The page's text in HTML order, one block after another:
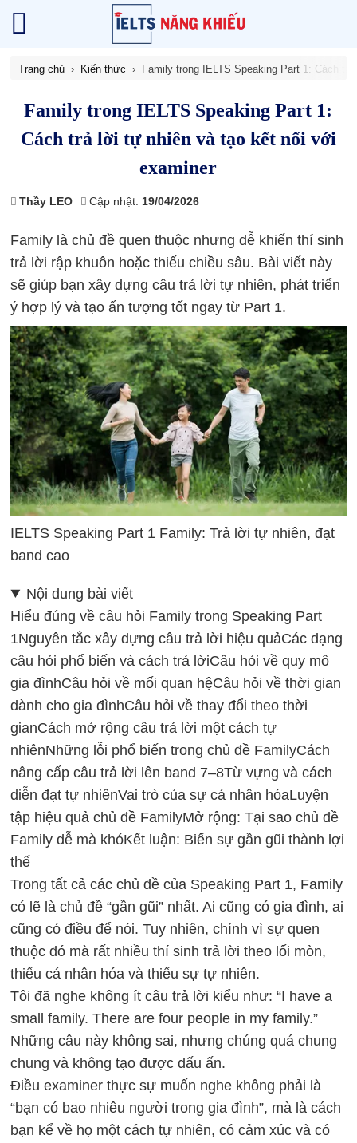
Trang chủ Kiến thức Family trong IELTS Speaking Part 1: Cách
Family trong IELTS Speaking Part 1:
Cách trả lời tự nhiên và tạo kết nối với
examiner
Thầy LEO Cập nhật: 19/04/2026
Family là chủ đề quen thuộc nhưng dễ khiến thí sinh
trả lời rập khuôn hoặc thiếu chiều sâu. Bài viết này
sẽ giúp bạn xây dựng câu trả lời tự nhiên, phát triển
ý hợp lý và tạo ấn tượng tốt ngay từ Part 1.
IELTS Speaking Part 1 Family: Trả lời tự nhiên, đạt
band cao
Nội dung bài viết
Hiểu đúng về câu hỏi Family trong Speaking Part
1Nguyên tắc xây dựng câu trả lời hiệu quảCác dạng
câu hỏi phổ biến và cách trả lờiCâu hỏi về quy mô
gia đìnhCâu hỏi về mối quan hệCâu hỏi về thời gian
dành cho gia đìnhCâu hỏi về thay đổi theo thời
gianCách mở rộng câu trả lời một cách tự
nhiênNhững lỗi phổ biến trong chủ đề FamilyCách
nâng cấp câu trả lời lên band 7–8Từ vựng và cách
diễn đạt tự nhiênVai trò của sự cá nhân hóaLuyện
tập hiệu quả chủ đề FamilyMở rộng: Tại sao chủ đề
Family dễ mà khóKết luận: Biến sự gần gũi thành lợi
thế
Trong tất cả các chủ đề của Speaking Part 1, Family
có lẽ là chủ đề “gần gũi” nhất. Ai cũng có gia đình, ai
cũng có điều để nói. Tuy nhiên, chính vì sự quen
thuộc đó mà rất nhiều thí sinh trả lời theo lối mòn,
thiếu cá nhân hóa và thiếu sự tự nhiên.
Tôi đã nghe không ít câu trả lời kiểu như: “I have a
small family. There are four people in my family.”
Những câu này không sai, nhưng chúng quá chung
chung và không tạo được dấu ấn.
Điều examiner thực sự muốn nghe không phải là
“bạn có bao nhiêu người trong gia đình”, mà là cách
bạn kể về họ một cách tự nhiên, có cảm xúc và có